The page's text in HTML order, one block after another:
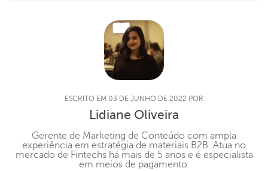
ESCRITO EM 03 DE JUNHO DE 2022 POR
Lidiane Oliveira
Gerente de Marketing de Conteúdo com ampla
experiência em estratégia de materiais B2B. Atua no
mercado de Fintechs há mais de 5 anos e é especialista
em meios de pagamento.